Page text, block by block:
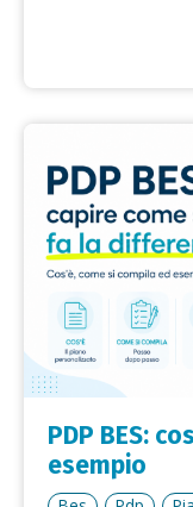
PDP BES:
esempio